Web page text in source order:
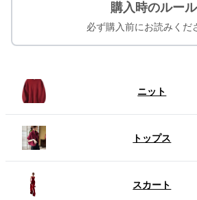
購入時のルール
必ず購入前にお読みくだ
ニット
トップス
スカート